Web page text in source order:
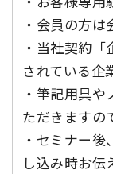
・会員の方
・当社契約
されている企
・筆記用具
ただきますの
・セミナー
し込み時お伝